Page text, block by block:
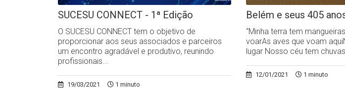
SUCESU CONNECT - 1ª Edição
O SUCESU CONNECT tem o objetivo de
proporcionar aos seus associados e parceiros
um encontro agradável e produtivo, reunindo
profissionais...
19/03/2021 1 minuto
Belém e seus 405
“Minha terra tem
voarAs aves que voam
lugar Nosso céu tem
12/01/2021 1 minuto